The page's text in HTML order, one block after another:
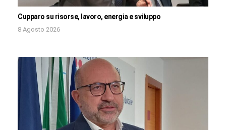
Cupparo su risorse, lavoro, energia e sviluppo
8 Agosto 2026